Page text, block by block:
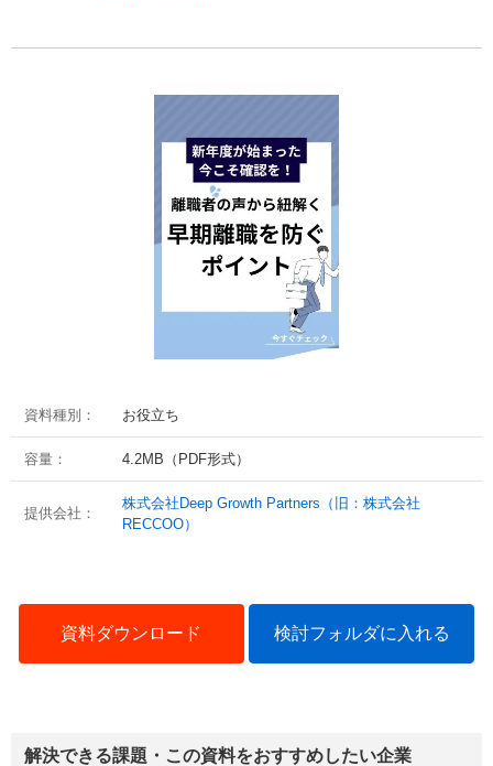
資料種別： お役立ち
容量： 4.2MB（PDF形式）
提供会社：
株式会社Deep Growth Partners（旧：株式会社
RECCOO）
資料ダウンロード 検討フォルダに入れる
解決できる課題・この資料をおすすめしたい企業